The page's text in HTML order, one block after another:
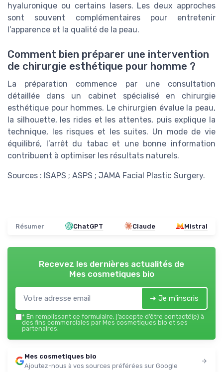
hyaluronique ou certains lasers. Les deux approches
sont souvent complémentaires pour entretenir
l’apparence et la qualité de la peau.
Comment bien préparer une intervention
de chirurgie esthétique pour homme ?
La préparation commence par une consultation
détaillée dans un cabinet spécialisé en chirurgie
esthétique pour hommes. Le chirurgien évalue la peau,
la silhouette, les rides et les attentes, puis explique la
technique, les risques et les suites. Un mode de vie
équilibré, l’arrêt du tabac et une bonne information
contribuent à optimiser les résultats naturels.
Sources : ISAPS ; ASPS ; JAMA Facial Plastic Surgery.
Résumer ChatGPT Claude Mistral
Recevez les dernières actualités de
Mes cosmetiques bio
➔ Je m'inscris
* En remplissant ce formulaire, j’accepte d’être contacté(e) à
des fins commerciales par Mes cosmetiques bio et ses
partenaires.
Mes cosmetiques bio
Ajoutez-nous à vos sources préférées sur Google